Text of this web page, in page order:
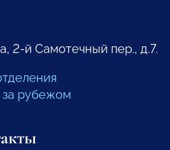
2-й Самотечный пер., д.7.
за рубежом